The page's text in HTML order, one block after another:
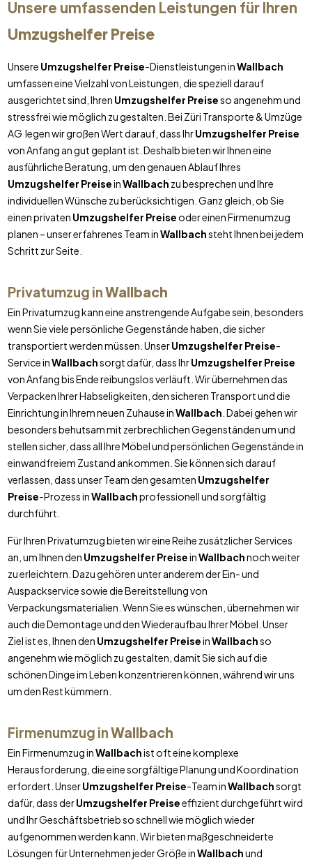
Unsere umfassenden Leistungen für Ihren
Umzugshelfer Preise
Unsere Umzugshelfer Preise-Dienstleistungen inWallbach
umfassen eine Vielzahl von Leistungen, die speziell darauf
ausgerichtet sind, Ihren Umzugshelfer Preiseso angenehm und
stressfrei wie möglich zu gestalten. Bei Züri Transporte & Umzüge
AG legen wir großen Wert darauf, dass IhrUmzugshelfer Preise
von Anfang an gut geplant ist. Deshalb bieten wir Ihnen eine
ausführliche Beratung, um den genauen Ablauf Ihres
Umzugshelfer PreiseinWallbach zu besprechen und Ihre
individuellen Wünsche zu berücksichtigen. Ganz gleich, ob Sie
einen privaten Umzugshelfer Preiseoder einen Firmenumzug
planen – unser erfahrenes Team inWallbachsteht Ihnen bei jedem
Schritt zur Seite.
Privatumzug inWallbach
Ein Privatumzug kann eine anstrengende Aufgabe sein, besonders
wenn Sie viele persönliche Gegenstände haben, die sicher
transportiert werden müssen. UnserUmzugshelfer Preise-
Service inWallbachsorgt dafür, dass IhrUmzugshelfer Preise
von Anfang bis Ende reibungslos verläuft. Wir übernehmen das
Verpacken Ihrer Habseligkeiten, den sicheren Transport und die
Einrichtung in Ihrem neuen Zuhause inWallbach . Dabei gehen wir
besonders behutsam mit zerbrechlichen Gegenständen um und
stellen sicher, dass all Ihre Möbel und persönlichen Gegenstände in
einwandfreiem Zustand ankommen. Sie können sich darauf
verlassen, dass unser Team den gesamten Umzugshelfer
Preise-Prozess inWallbachprofessionell und sorgfältig
durchführt.
Für Ihren Privatumzug bieten wir eine Reihe zusätzlicher Services
an, um Ihnen den Umzugshelfer PreiseinWallbachnoch weiter
zu erleichtern. Dazu gehören unter anderem der Ein- und
Auspackservice sowie die Bereitstellung von
Verpackungsmaterialien. Wenn Sie es wünschen, übernehmen wir
auch die Demontage und den Wiederaufbau Ihrer Möbel. Unser
Ziel ist es, Ihnen den Umzugshelfer PreiseinWallbachso
angenehm wie möglich zu gestalten, damit Sie sich auf die
schönen Dinge im Leben konzentrieren können, während wir uns
um den Rest kümmern.
Firmenumzug inWallbach
Ein Firmenumzug inWallbachist oft eine komplexe
Herausforderung, die eine sorgfältige Planung und Koordination
erfordert. UnserUmzugshelfer Preise-Team inWallbachsorgt
dafür, dass derUmzugshelfer Preiseeffizient durchgeführt wird
und Ihr Geschäftsbetrieb so schnell wie möglich wieder
aufgenommen werden kann. Wir bieten maßgeschneiderte
Lösungen für Unternehmen jeder Größe inWallbachund